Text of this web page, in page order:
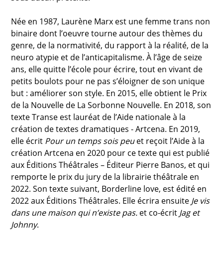
Née en 1987, Laurène Marx est une femme trans non
binaire dont l’oeuvre tourne autour des thèmes du
genre, de la normativité, du rapport à la réalité, de la
neuro atypie et de l’anticapitalisme. À l’âge de seize
ans, elle quitte l’école pour écrire, tout en vivant de
petits boulots pour ne pas s’éloigner de son unique
but : améliorer son style. En 2015, elle obtient le Prix
de la Nouvelle de La Sorbonne Nouvelle. En 2018, son
texte Transe est lauréat de l’Aide nationale à la
création de textes dramatiques - Artcena. En 2019,
elle écrit Pour un temps sois peuet reçoit l’Aide à la
création Artcena en 2020 pour ce texte qui est publié
aux Éditions Théâtrales – Éditeur Pierre Banos, et qui
remporte le prix du jury de la librairie théâtrale en
2022. Son texte suivant, Borderline love, est édité en
2022 aux Éditions Théâtrales. Elle écrira ensuite Je vis
dans une maison qui n’existe pas. et co-écrit Jag et
Johnny.